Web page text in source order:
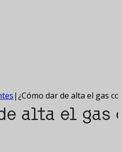
|¿Cómo dar de alta el gas
alta el gas